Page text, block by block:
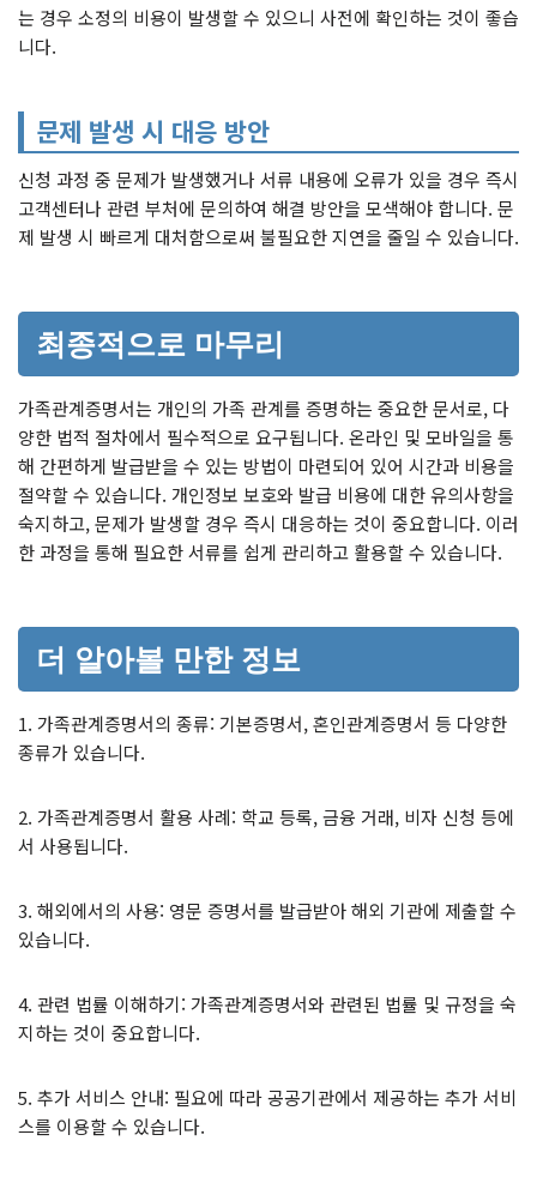
는 경우 소정의 비용이 발생할 수 있으니 사전에 확인하는 것이 좋습
니다.
문제 발생 시 대응 방안
신청 과정 중 문제가 발생했거나 서류 내용에 오류가 있을 경우 즉시
고객센터나 관련 부처에 문의하여 해결 방안을 모색해야 합니다. 문
제 발생 시 빠르게 대처함으로써 불필요한 지연을 줄일 수 있습니다.
최종적으로 마무리
가족관계증명서는 개인의 가족 관계를 증명하는 중요한 문서로, 다
양한 법적 절차에서 필수적으로 요구됩니다. 온라인 및 모바일을 통
해 간편하게 발급받을 수 있는 방법이 마련되어 있어 시간과 비용을
절약할 수 있습니다. 개인정보 보호와 발급 비용에 대한 유의사항을
숙지하고, 문제가 발생할 경우 즉시 대응하는 것이 중요합니다. 이러
한 과정을 통해 필요한 서류를 쉽게 관리하고 활용할 수 있습니다.
더 알아볼 만한 정보
1. 가족관계증명서의 종류: 기본증명서, 혼인관계증명서 등 다양한
종류가 있습니다.
2. 가족관계증명서 활용 사례: 학교 등록, 금융 거래, 비자 신청 등에
서 사용됩니다.
3. 해외에서의 사용: 영문 증명서를 발급받아 해외 기관에 제출할 수
있습니다.
4. 관련 법률 이해하기: 가족관계증명서와 관련된 법률 및 규정을 숙
지하는 것이 중요합니다.
5. 추가 서비스 안내: 필요에 따라 공공기관에서 제공하는 추가 서비
스를 이용할 수 있습니다.